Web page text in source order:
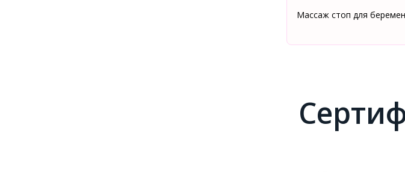
Массаж стоп для